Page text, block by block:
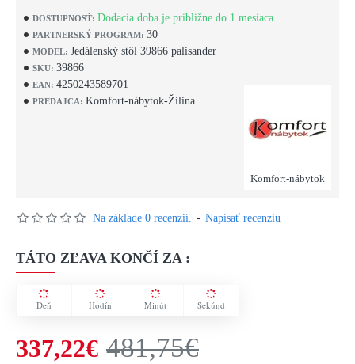
DOSTUPNOSŤ: Dodacia doba je približne do 1 mesiaca.
PARTNERSKÝ PROGRAM: 30
MODEL: Jedálenský stôl 39866 palisander
SKU: 39866
EAN: 4250243589701
PREDAJCA: Komfort-nábytok-Žilina
Komfort-nábytok
Na základe 0 recenzií. - Napísať recenziu
TÁTO ZĽAVA KONČÍ ZA :
Deň Hodín Minút Sekúnd
337,22€ 481,75€